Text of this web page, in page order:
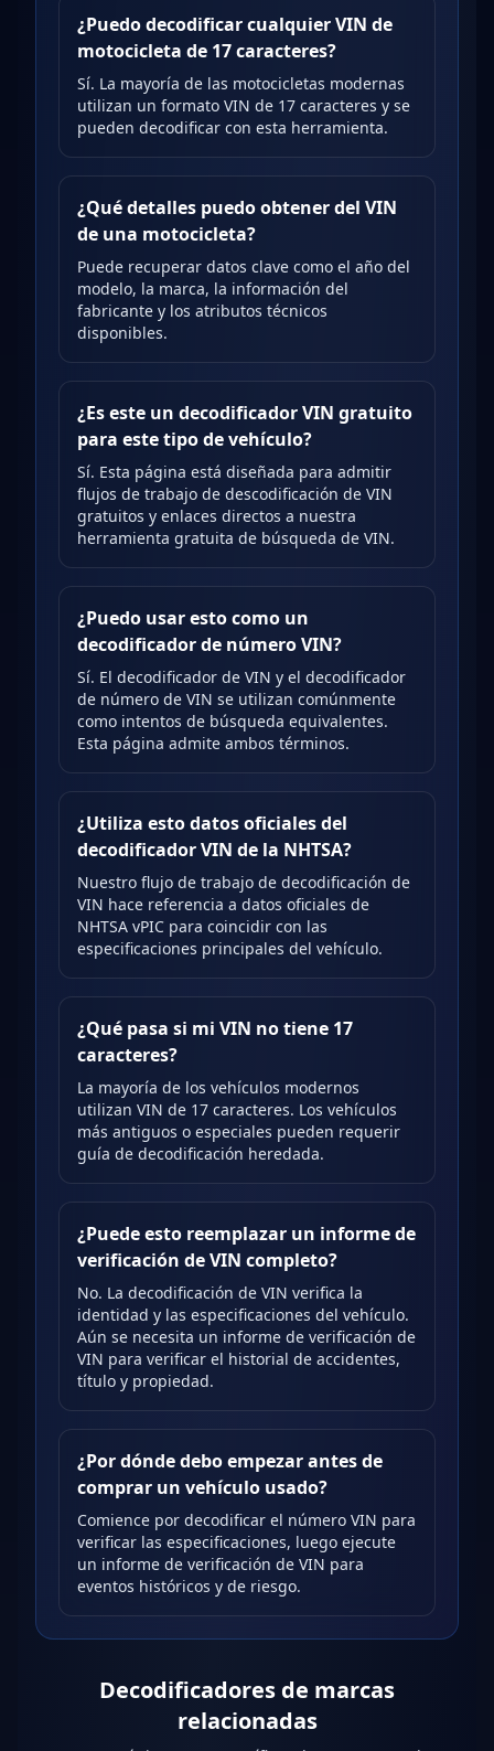
¿Puedo decodificar cualquier VIN de
motocicleta de 17 caracteres?
Sí. La mayoría de las motocicletas modernas
utilizan un formato VIN de 17 caracteres y se
pueden decodificar con esta herramienta.
¿Qué detalles puedo obtener del VIN
de una motocicleta?
Puede recuperar datos clave como el año del
modelo, la marca, la información del
fabricante y los atributos técnicos
disponibles.
¿Es este un decodificador VIN gratuito
para este tipo de vehículo?
Sí. Esta página está diseñada para admitir
flujos de trabajo de descodificación de VIN
gratuitos y enlaces directos a nuestra
herramienta gratuita de búsqueda de VIN.
¿Puedo usar esto como un
decodificador de número VIN?
Sí. El decodificador de VIN y el decodificador
de número de VIN se utilizan comúnmente
como intentos de búsqueda equivalentes.
Esta página admite ambos términos.
¿Utiliza esto datos oficiales del
decodificador VIN de la NHTSA?
Nuestro flujo de trabajo de decodificación de
VIN hace referencia a datos oficiales de
NHTSA vPIC para coincidir con las
especificaciones principales del vehículo.
¿Qué pasa si mi VIN no tiene 17
caracteres?
La mayoría de los vehículos modernos
utilizan VIN de 17 caracteres. Los vehículos
más antiguos o especiales pueden requerir
guía de decodificación heredada.
¿Puede esto reemplazar un informe de
verificación de VIN completo?
No. La decodificación de VIN verifica la
identidad y las especificaciones del vehículo.
Aún se necesita un informe de verificación de
VIN para verificar el historial de accidentes,
título y propiedad.
¿Por dónde debo empezar antes de
comprar un vehículo usado?
Comience por decodificar el número VIN para
verificar las especificaciones, luego ejecute
un informe de verificación de VIN para
eventos históricos y de riesgo.
Decodificadores de marcas
relacionadas